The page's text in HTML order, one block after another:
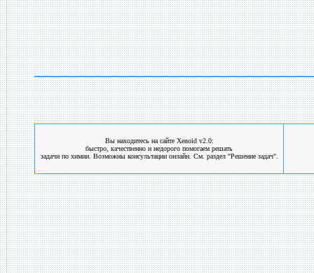
Вы находитесь на сайте Xenoid v2.0:
быстро, качественно и недорого помогаем решать
задачи по химии. Возможны консультации онлайн. См. раздел "Решение задач".